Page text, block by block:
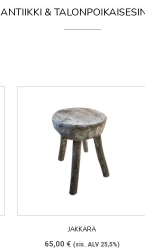
ANTIIKKI &
JAKKARA
65,00€ (sis. ALV 25,5%)